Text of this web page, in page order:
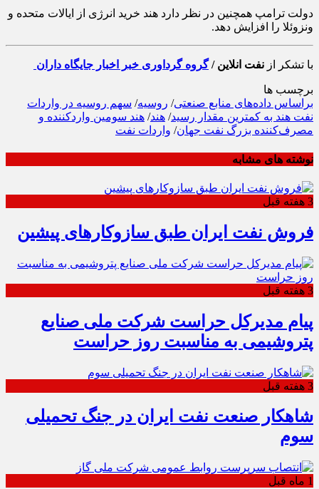
دولت ترامپ همچنین در نظر دارد هند خرید انرژی از ایالات متحده و
ونزوئلا را افزایش دهد.
با تشکر از نفت انلاین /گروه گرداوری خبر اخبار جایگاه داران
برچسب ها
براساس داده‌های منابع صنعتی/ روسیه/ سهم روسیه در واردات
نفت هند به کمترین مقدار رسید/ هند/ هند سومین واردکننده و
مصرف‌کننده بزرگ نفت جهان/ واردات نفت
نوشته های مشابه
3 هفته قبل
فروش نفت ایران طبق سازوکارهای پیشین
3 هفته قبل
پیام مدیرکل حراست شرکت ملی صنایع
پتروشیمی به مناسبت روز حراست
3 هفته قبل
شاهکار صنعت نفت ایران در جنگ تحمیلی
سوم
1 ماه قبل